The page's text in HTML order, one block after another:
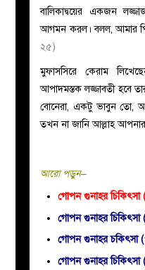
বালিকাদ্বয়ের একজন
আগমন করল। বলল, আমার
২৫)
মুফাসসিরে কেরাম
আপাদমস্তক লজ্জাবতী হবে
বোনেরা, একটু ভাবুন তো,
তখন না জানি আল্লাহ
আরো পড়ুন–
গোপন গুনাহর চিকিৎসা
গোপন গুনাহর চিকিৎসা
গোপন গুনাহর চকিৎসা
গোপন গুনাহর চিকিৎসা